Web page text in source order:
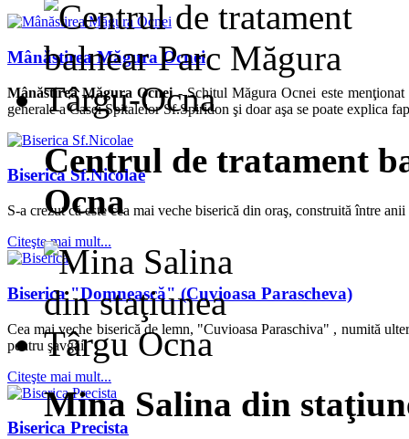
Mânăstirea Măgura Ocnei
Mânăstirea Măgura Ocnei -Schitul Măgura Ocnei este
generale a Casei Spitalelor Sf.Spiridon şi doar aşa se poate explica
Biserica Sf.Nicolae
S-a crezut că este cea mai veche biserică din oraş, construită între
Citeşte mai mult...
Biserica "Domnească" (Cuvioasa Parascheva)
Cea mai veche biserică de lemn, "Cuvioasa Paraschiva" , numită
pentru şavgăi.
Citeşte mai mult...
Biserica Precista
Centrul de tratament
Ocna
Mina Salina din